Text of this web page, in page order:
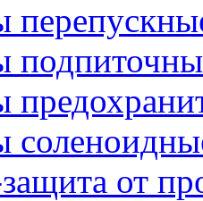
от